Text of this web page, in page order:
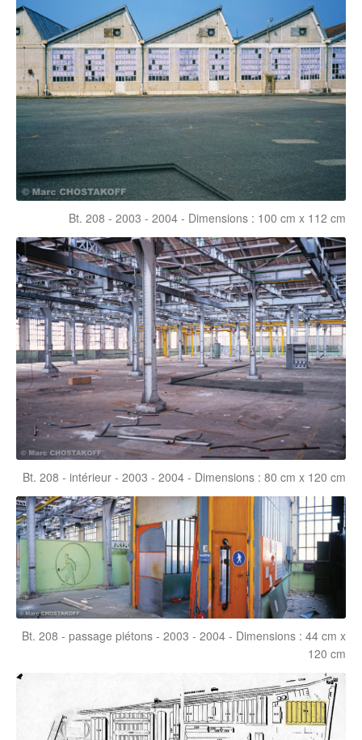
Bt. 208 - 2003 - 2004 - Dimensions : 100 cm x 112 cm
Bt. 208 - intérieur - 2003 - 2004 - Dimensions : 80 cm x 120 cm
Bt. 208 - passage piétons - 2003 - 2004 - Dimensions : 44 cm x
120 cm